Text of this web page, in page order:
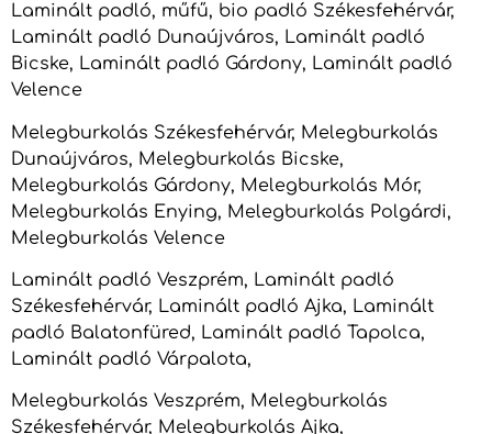
Laminált padló, műfű, bio padló Székesfehérvár,
Laminált padló Dunaújváros, Laminált padló
Bicske, Laminált padló Gárdony, Laminált padló
Velence
Melegburkolás Székesfehérvár, Melegburkolás
Dunaújváros, Melegburkolás Bicske,
Melegburkolás Gárdony, Melegburkolás Mór,
Melegburkolás Enying, Melegburkolás Polgárdi,
Melegburkolás Velence
Laminált padló Veszprém, Laminált padló
Székesfehérvár, Laminált padló Ajka, Laminált
padló Balatonfüred, Laminált padló Tapolca,
Laminált padló Várpalota,
Melegburkolás Veszprém, Melegburkolás
Székesfehérvár, Melegburkolás Ajka,